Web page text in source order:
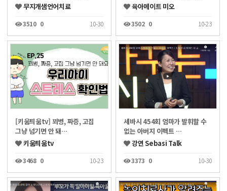
무지개샘언어치료
3510 0 10-30
육아메이트 미오
3502 0 10-23
[키움틔움tv] 꾀병, 짜증, 고집
그냥 넘기면 안 돼…
키움틔움tv
3468 0 10-23
세바시 454회 엄마가 발휘할 수
없는 아버지 이펙트 …
강연 Sebasi Talk
3373 0 10-30